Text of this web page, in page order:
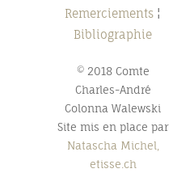
Remerciements ¦
Bibliographie
© 2018 Comte
Charles-André
Colonna Walewski
Site mis en place par
Natascha Michel,
etisse.ch